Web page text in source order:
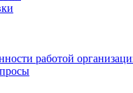
работой